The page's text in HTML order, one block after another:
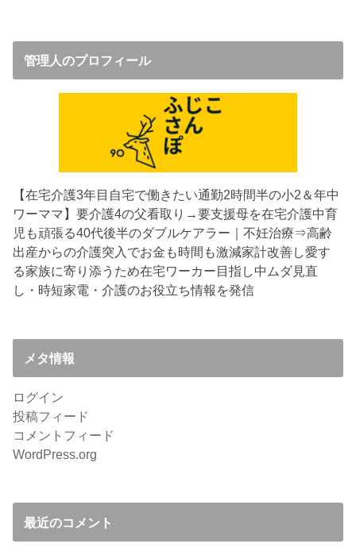
管理人のプロフィール
【在宅介護3年目 自宅で働きたい通勤2時間半の小2＆年中
ワーママ】要介護4の父看取り→要支援母を在宅介護中育
児も頑張る40代後半のダブルケアラー｜不妊治療⇒高齢
出産からの介護突入でお金も時間も激減家計改善し愛す
る家族に寄り添うため在宅ワーカー目指し中 ムダ見直
し・時短家電・介護のお役立ち情報を発信
メタ情報
ログイン
投稿フィード
コメントフィード
WordPress.org
最近のコメント